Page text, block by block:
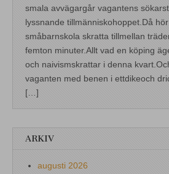
smala avvägargår vagantens
lyssnande tillmänniskohoppet.Då
småbarnskola skratta tillmellan
femton minuter.Allt vad en köping
och naivismskrattar i denna
vaganten med benen i ettdikeoch
[…]
ARKIV
augusti 2026